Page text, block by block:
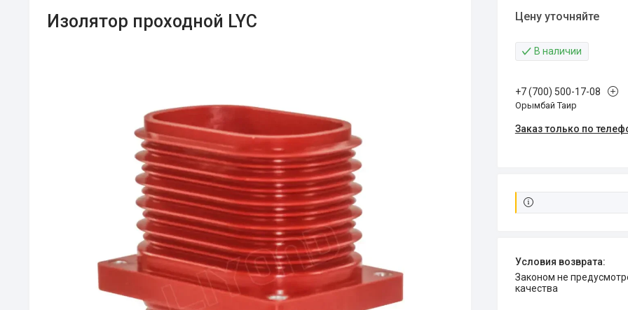
Изолятор проходной LYC Цену уточняйте
В наличии
+7 (700) 500-17-08
Орымбай Таир
Заказ только по
Законом не предусмотрен возврат и обмен данного товара надлежащего
качества